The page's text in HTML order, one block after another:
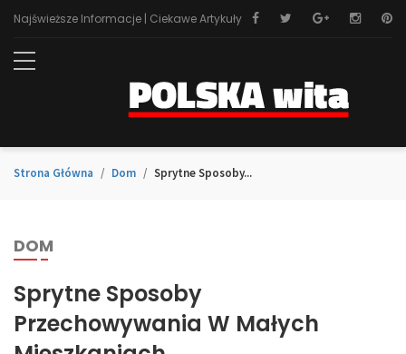
Najświeższe Informacje | Ciekawe Artykuły
Strona Główna Dom Sprytne Sposoby...
DOM
Sprytne Sposoby
Przechowywania W Małych